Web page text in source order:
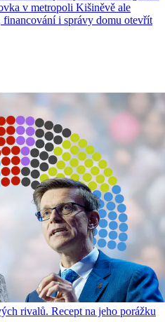
v metropoli Kišiněvě ale
financování i správy domu otevřít
rivalů. Recept na jeho porážku